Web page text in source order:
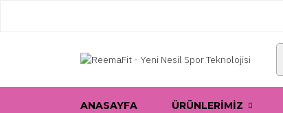
ANASAYFA ÜRÜNLERIMIZ